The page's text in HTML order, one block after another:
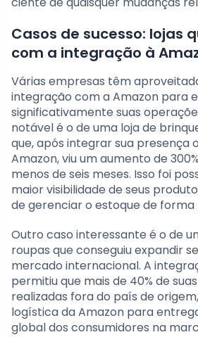
Casos de sucesso: lojas
com a integração à
Várias empresas têm
integração com a Amazon para
significativamente suas
notável é o de uma loja de
que, após integrar sua presença
Amazon, viu um aumento de
menos de seis meses. Isso foi
maior visibilidade de seus
de gerenciar o estoque de forma
Outro caso interessante é o de
roupas que conseguiu expandir
mercado internacional. A
permitiu que mais de 40% de
realizadas fora do país de
logística da Amazon para
global dos consumidores na